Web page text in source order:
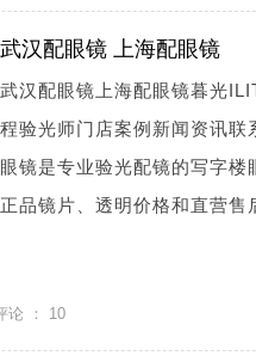
武汉配眼镜 上海配眼镜
武汉配眼镜上海配眼镜暮光
程验光师门店案例新闻资讯
眼镜是专业验光配镜的写字楼
正品镜片、透明价格和直营
论 ： 10